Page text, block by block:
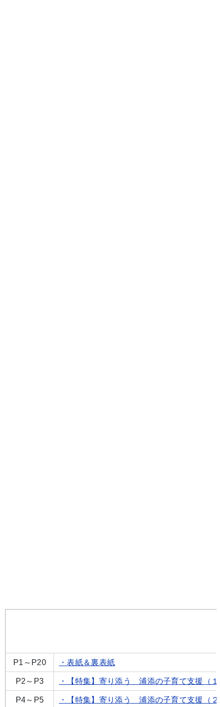
P1～P20 ・表紙＆裏表紙
P2～P3 ・【特集】寄り添う 浦添の子育て支援（
P4～P5 ・【特集】寄り添う 浦添の子育て支援 （